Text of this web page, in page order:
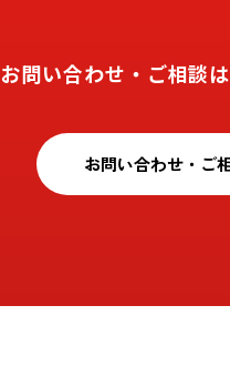
お問い合わせ・ご相談は
お問い合わせ・ご